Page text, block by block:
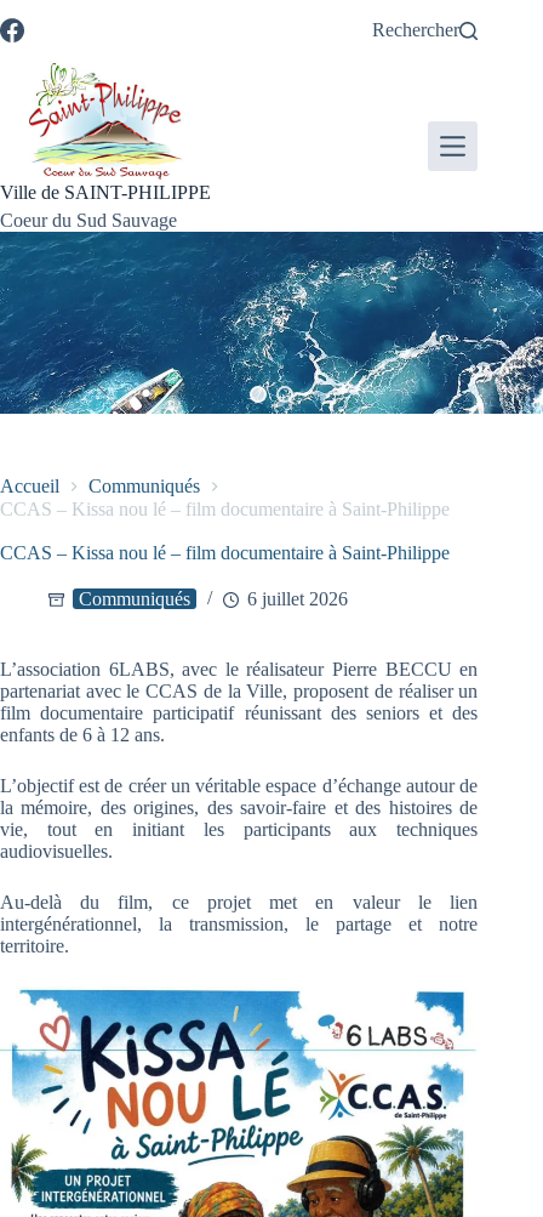
au
au
à
recherche
au
Rechercher
Ville de SAINT-PHILIPPE
Coeur du Sud Sauvage
Accueil
Communiqués
CCAS – Kissa nou lé – film documentaire à Saint-Philippe
CCAS – Kissa nou lé – film documentaire à Saint-Philippe
Communiqués 6 juillet 2026
L’association 6LABS, avec le réalisateur Pierre BECCU en
partenariat avec le CCAS de la Ville, proposent de réaliser un
film documentaire participatif réunissant des seniors et des
enfants de 6 à 12 ans.
L’objectif est de créer un véritable espace d’échange autour de
la mémoire, des origines, des savoir-faire et des histoires de
vie, tout en initiant les participants aux techniques
audiovisuelles.
Au-delà du film, ce projet met en valeur le lien
intergénérationnel, la transmission, le partage et notre
territoire.